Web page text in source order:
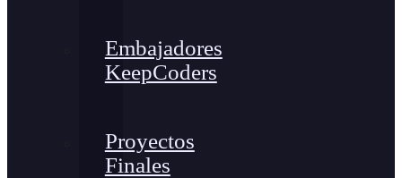
Embajadores
KeepCoders
Proyectos
Finales